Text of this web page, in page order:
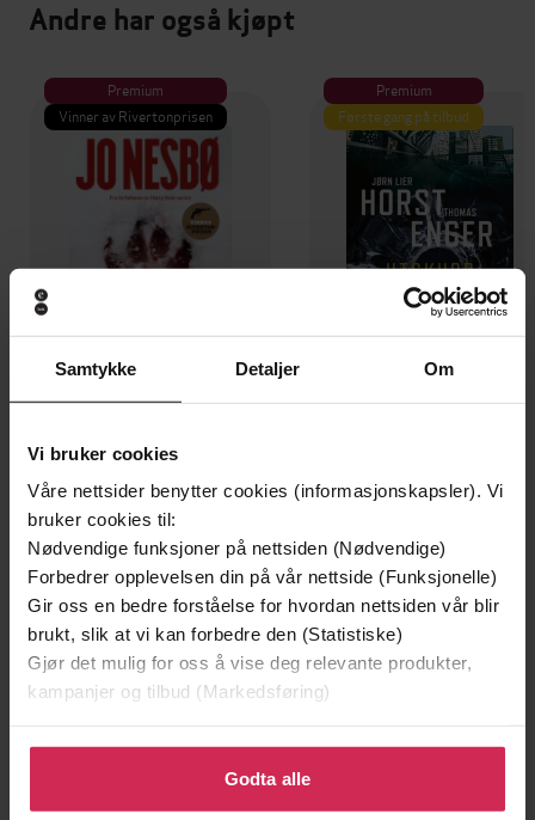
Samtykke Detaljer Om
Vi bruker cookies
Våre nettsider benytter cookies (informasjonskapsler). Vi
bruker cookies til:
Nødvendige funksjoner på nettsiden (Nødvendige)
Forbedrer opplevelsen din på vår nettside (Funksjonelle)
Gir oss en bedre forståelse for hvordan nettsiden vår blir
brukt, slik at vi kan forbedre den (Statistiske)
Gjør det mulig for oss å vise deg relevante produkter,
kampanjer og tilbud (Markedsføring)
Klikk på «Godta alle» for å gi oss ditt samtykke til å
bruke cookies for alle disse formålene. Du kan også
tilpasse ditt samtykke til spesifikke formål ved å klikke
Godta alle
Andre har også kjøpt
Premium
Vinner av Rivertonprisen
199,-
Minnesota
Jo Nesbø
EBOK
Premium
Første gang på tilbud
Utskudd
EBOK
Undertittel Inspirational Ideas, Crafts and Recipes for
Wholesome Country Living
Forfattere Daisy Oakley(forfatter)